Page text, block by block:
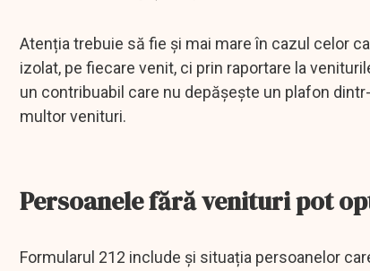
Atenția trebuie să fie și mai mare în cazul celor
izolat, pe fiecare venit, ci prin raportare la
un contribuabil care nu depășește un plafon
multor venituri.
Persoanele fără venituri pot
Formularul 212 include și situația persoanelor